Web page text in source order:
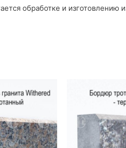
обработке и изготовлению